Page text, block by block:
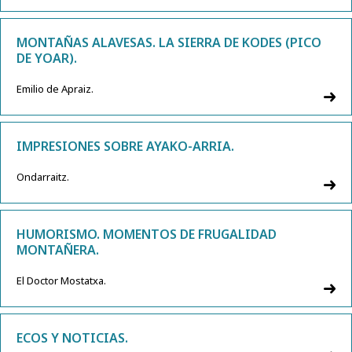
MONTAÑAS ALAVESAS. LA SIERRA DE KODES (PICO
DE YOAR).
Emilio de Apraiz.
IMPRESIONES SOBRE AYAKO-ARRIA.
Ondarraitz.
HUMORISMO. MOMENTOS DE FRUGALIDAD
MONTAÑERA.
El Doctor Mostatxa.
ECOS Y NOTICIAS.